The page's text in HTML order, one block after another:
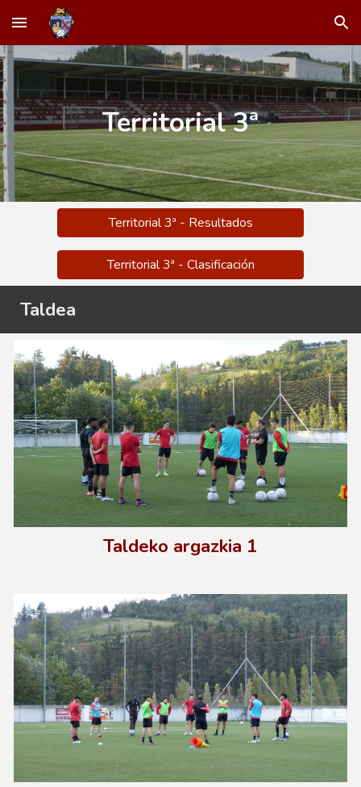
Skip to main content Skip to navigation
Territorial3ª
Territorial 3ª - Resultados
Territorial 3ª - Clasificación
Taldea
Taldeko argazkia 1